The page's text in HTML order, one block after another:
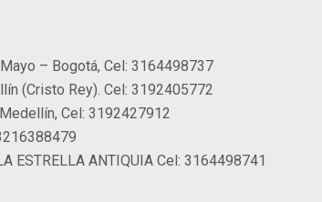
– Bogotá, Cel: 3164498737
(Cristo Rey). Cel: 3192405772
Cel: 3192427912
ESTRELLA ANTIQUIA Cel: 3164498741